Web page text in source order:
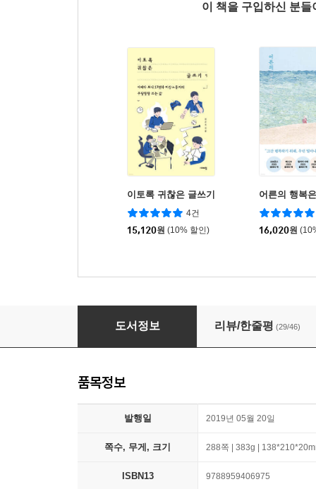
이 책을 구입하신 분
이토록 귀찮은 글쓰기
4건
15,120원 (10% 할인)
어른의 행복
16,020원
다른 게 아니라 틀린 겁니다
도서정보 리뷰/한줄평 (29/46)
품목정보
발행일 2019년 05월 20일
쪽수, 무게, 크기 288쪽 | 383g |
ISBN13 9788959406975